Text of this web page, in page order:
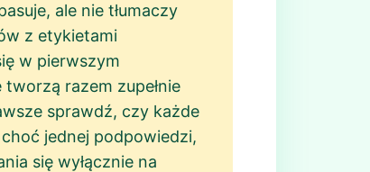
ale nie tłumaczy
z etykietami
w pierwszym
razem zupełnie
sprawdź, czy każde
jednej podpowiedzi,
się wyłącznie na